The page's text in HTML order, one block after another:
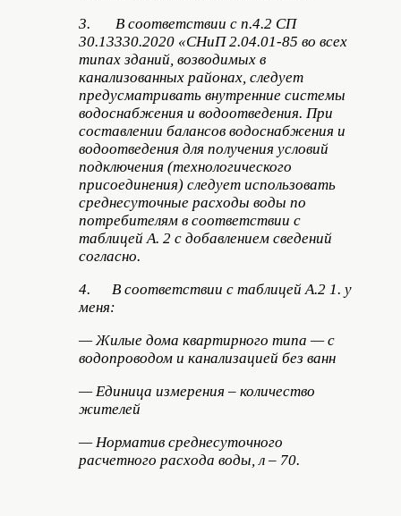
3. В соответствии с п.4.2 СП
30.13330.2020 «СНиП 2.04.01-85 во всех
типах зданий, возводимых в
канализованных районах, следует
предусматривать внутренние системы
водоснабжения и водоотведения. При
составлении балансов водоснабжения и
водоотведения для получения условий
подключения (технологического
присоединения) следует использовать
среднесуточные расходы воды по
потребителям в соответствии с
таблицей А. 2 с добавлением сведений
согласно.
4. В соответствии с таблицей А.2 1. у
меня:
— Жилые дома квартирного типа — с
водопроводом и канализацией без ванн
— Единица измерения – количество
жителей
— Норматив среднесуточного
расчетного расхода воды, л – 70.